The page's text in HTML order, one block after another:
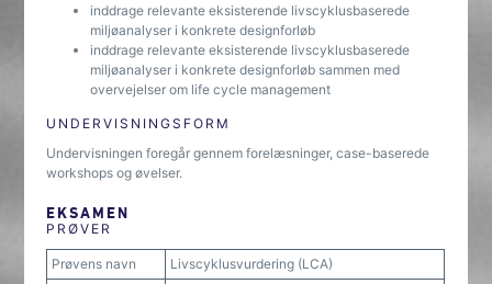
inddrage relevante eksisterende livscyklusbaserede
miljøanalyser i konkrete designforløb
inddrage relevante eksisterende livscyklusbaserede
miljøanalyser i konkrete designforløb sammen med
overvejelser om life cycle management
UNDERVISNINGSFORM
Undervisningen foregår gennem forelæsninger, case-baserede
workshops og øvelser.
EKSAMEN
PRØVER
Prøvens navn Livscyklusvurdering (LCA)